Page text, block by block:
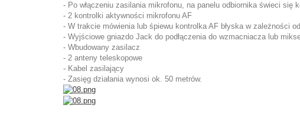
- Po włączeniu zasilania mikrofonu, na panelu odbiornika świeci się
- 2 kontrolki aktywności mikrofonu AF
- W trakcie mówienia lub śpiewu kontrolka AF błyska w zależności
- Wyjściowe gniazdo Jack do podłączenia do wzmacniacza lub
- Wbudowany zasilacz
- 2 anteny teleskopowe
- Kabel zasilający
- Zasięg działania wynosi ok. 50 metrów.